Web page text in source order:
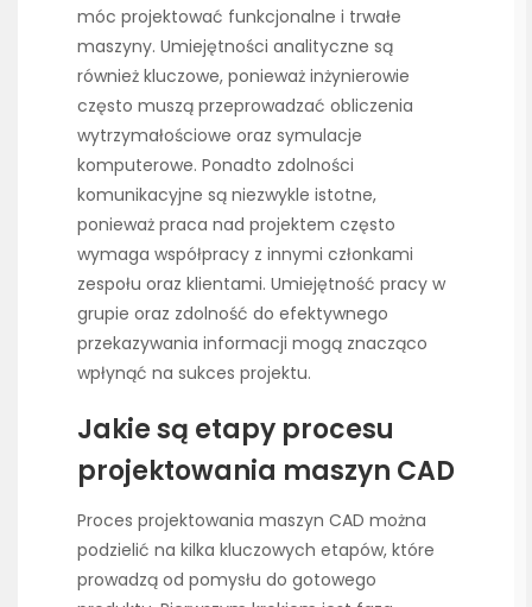
móc projektować funkcjonalne i trwałe
maszyny. Umiejętności analityczne są
również kluczowe, ponieważ inżynierowie
często muszą przeprowadzać obliczenia
wytrzymałościowe oraz symulacje
komputerowe. Ponadto zdolności
komunikacyjne są niezwykle istotne,
ponieważ praca nad projektem często
wymaga współpracy z innymi członkami
zespołu oraz klientami. Umiejętność pracy w
grupie oraz zdolność do efektywnego
przekazywania informacji mogą znacząco
wpłynąć na sukces projektu.
Jakie są etapy procesu
projektowania maszyn CAD
Proces projektowania maszyn CAD można
podzielić na kilka kluczowych etapów, które
prowadzą od pomysłu do gotowego